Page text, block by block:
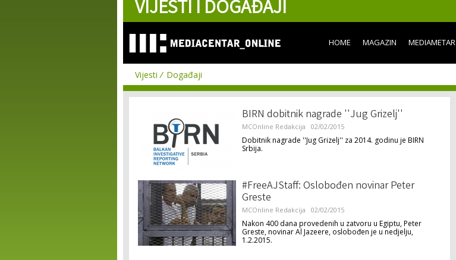
content
VIJESTI I DOGAĐAJI
HOME MAGAZIN MEDIAMETAR
Vijesti Događaji
BIRN dobitnik nagrade ''Jug Grizelj''
MCOnline Redakcija 02/02/2015
Dobitnik nagrade ''Jug Grizelj'' za 2014. godinu je BIRN
Srbija.
#FreeAJStaff: Oslobođen novinar Peter
Greste
MCOnline Redakcija 02/02/2015
Nakon 400 dana provedenih u zatvoru u Egiptu, Peter
Greste, novinar Al Jazeere, oslobođen je u nedjelju,
1.2.2015.